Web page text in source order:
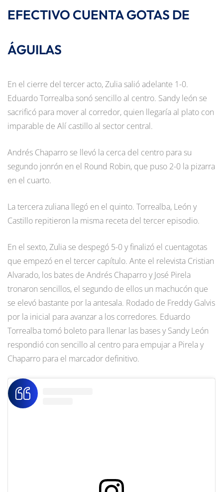
EFECTIVO CUENTA GOTAS DE
ÁGUILAS
En el cierre del tercer acto, Zulia salió adelante 1-0.
Eduardo Torrealba sonó sencillo al centro. Sandy león se
sacrificó para mover al corredor, quien llegaría al plato con
imparable de Alí castillo al sector central.
Andrés Chaparro se llevó la cerca del centro para su
segundo jonrón en el Round Robin, que puso 2-0 la pizarra
en el cuarto.
La tercera zuliana llegó en el quinto. Torrealba, León y
Castillo repitieron la misma receta del tercer episodio.
En el sexto, Zulia se despegó 5-0 y finalizó el cuentagotas
que empezó en el tercer capítulo. Ante el relevista Cristian
Alvarado, los bates de Andrés Chaparro y José Pirela
tronaron sencillos, el segundo de ellos un machucón que
se elevó bastante por la antesala. Rodado de Freddy Galvis
por la inicial para avanzar a los corredores. Eduardo
Torrealba tomó boleto para llenar las bases y Sandy León
respondió con sencillo al centro para empujar a Pirela y
Chaparro para el marcador definitivo.